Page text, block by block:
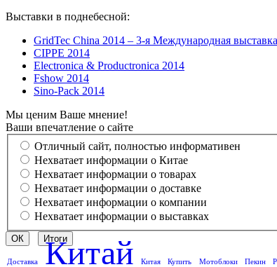
Выставки в поднебесной:
GridTec China 2014 – 3-я Международная
CIPPE 2014
Electronica & Productronica 2014
Fshow 2014
Sino-Pack 2014
Мы ценим Ваше мнение!
Ваши впечатление о сайте
Отличный сайт, полностью информативен
Нехватает информации о Китае
Нехватает информации о товарах
Нехватает информации о доставке
Нехватает информации о компании
Нехватает информации о выставках
Доставка Китай Китая Купить Мотоблоки Пекин